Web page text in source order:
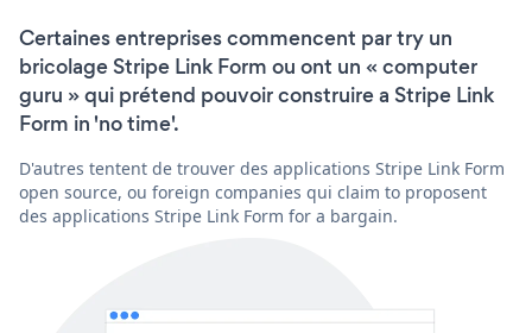
Certaines entreprises commencent par try un
bricolage Stripe Link Form ou ont un « computer
guru » qui prétend pouvoir construire a Stripe Link
Form in 'no time'.
D'autres tentent de trouver des applications Stripe Link Form
open source, ou foreign companies qui claim to proposent
des applications Stripe Link Form for a bargain.